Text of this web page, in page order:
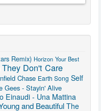
Remix) Horizon Your Best
They Don't Care
Chase Earth Song Self
Gees - Stayin' Alive
Einaudi - Una Mattina
and BeautifulThe